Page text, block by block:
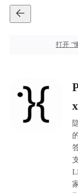
打开 “